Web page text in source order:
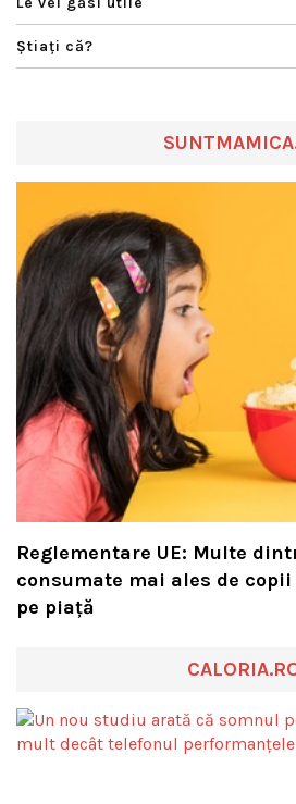
Ştiaţi că?
Reglementare UE: Multe
consumate mai ales de
pe piață